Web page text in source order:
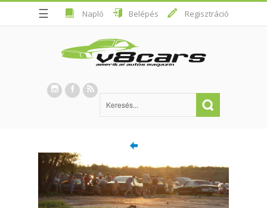
☰ Napló Belépés Regisztráció